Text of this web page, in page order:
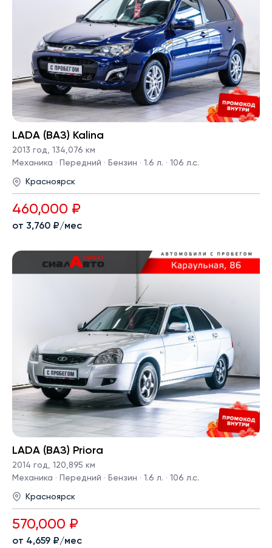
LADA (ВАЗ) Kalina
2013 год, 134,076 км
Механика · Передний · Бензин · 1.6 л. · 106 л.с.
Красноярск
460,000 ₽
от 3,760 ₽/мес
LADA (ВАЗ) Priora
2014 год
120,895 км
Механика · Передний · Бензин · 1.6 л. · 106 л.с.
Красноярск
570,000 ₽
от 4,659 ₽/мес